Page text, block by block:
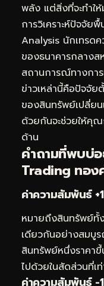
พลัง แต่สิ่งที่จะทำใ
การวิเคราะห์ปัจจัย
Analysis นักเทรด
ของธนาคารกลางส
สถานการณ์ทางการ
ข่าวเหล่านี้คือปัจจัย
ของสินทรัพย์เปลี่ย
ด้วยกันจะช่วยให้คุ
ด้าน
คำถามที่พบบ่
Trading ทอง
ค่าความสัมพันธ์
หมายถึงสินทรัพย์ทั้
เดียวกันอย่างสมบู
สินทรัพย์หนึ่งราคา
ไปด้วยในสัดส่วนที่เ
ค่าความสัมพันธ์ -